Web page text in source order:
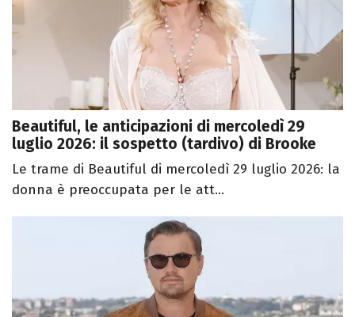
Beautiful, le anticipazioni di mercoledì 29
luglio 2026: il sospetto (tardivo) di Brooke
Le trame di Beautiful di mercoledì 29 luglio 2026: la
donna è preoccupata per le att...